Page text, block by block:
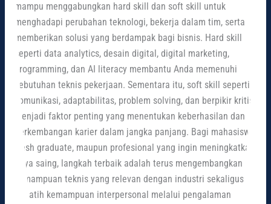
mampu menggabungkan hard skill dan soft skill untuk
menghadapi perubahan teknologi, bekerja dalam tim, serta
memberikan solusi yang berdampak bagi bisnis. Hard skill
seperti data analytics, desain digital, digital marketing,
programming, dan AI literacy membantu Anda memenuhi
kebutuhan teknis pekerjaan. Sementara itu, soft skill seperti
komunikasi, adaptabilitas, problem solving, dan berpikir kritis
menjadi faktor penting yang menentukan keberhasilan dan
perkembangan karier dalam jangka panjang. Bagi mahasiswa,
fresh graduate, maupun profesional yang ingin meningkatkan
daya saing, langkah terbaik adalah terus mengembangkan
kemampuan teknis yang relevan dengan industri sekaligus
melatih kemampuan interpersonal melalui pengalaman